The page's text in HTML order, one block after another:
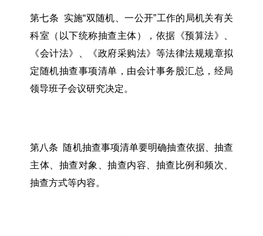
第七条 实施“双随机、一公开”工作的局机关有关
科室（以下统称抽查主体），依据《预算法》、
《会计法》、《政府采购法》等法律法规规章拟
定随机抽查事项清单，由会计事务股汇总，经局
领导班子会议研究决定。
第八条 随机抽查事项清单要明确抽查依据、抽查
主体、抽查对象、抽查内容、抽查比例和频次、
抽查方式等内容。